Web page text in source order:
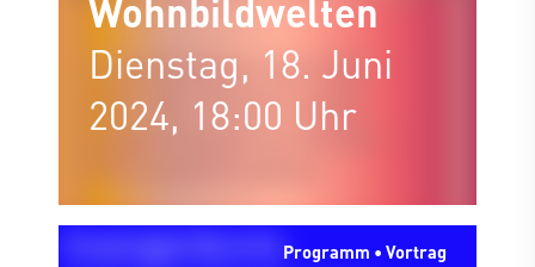
Dienstag, 18. Juni
2024, 18:00 Uhr
Programm • Vortrag